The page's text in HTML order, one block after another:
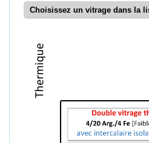
Choisissez un vitrage dans la